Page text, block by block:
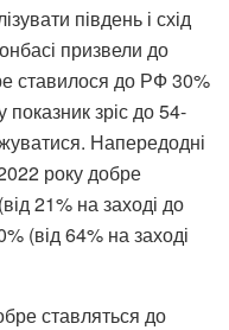
південь і схід
призвели до
ставилося до РФ 30%
показник зріс до 54-
Напередодні
року добре
21% на заході до
(від 64% на заході
ставляться до